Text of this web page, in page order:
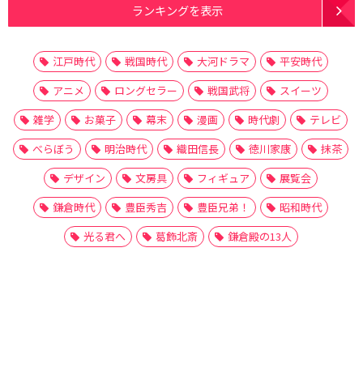
ランキングを表示
江戸時代 戦国時代 大河ドラマ
平安時代
アニメ
ロングセラー 戦国武将
スイーツ
雑学
お菓子 幕末 漫画 時代劇
テレビ
べらぼう
明治時代 織田信長 徳川家康
抹茶
デザイン
文房具 フィギュア
展覧会
鎌倉時代
豊臣秀吉 豊臣兄弟！
昭和時代
光る君へ
葛飾北斎 鎌倉殿の13人